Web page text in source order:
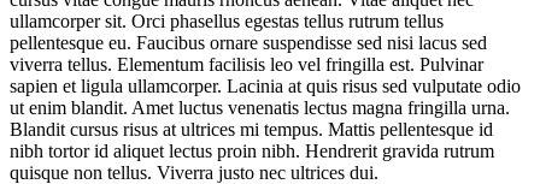
ullamcorper sit. Orci phasellus egestas tellus rutrum tellus
pellentesque eu. Faucibus ornare suspendisse sed nisi lacus sed
viverra tellus. Elementum facilisis leo vel fringilla est. Pulvinar
sapien et ligula ullamcorper. Lacinia at quis risus sed vulputate odio
ut enim blandit. Amet luctus venenatis lectus magna fringilla urna.
Blandit cursus risus at ultrices mi tempus. Mattis pellentesque id
nibh tortor id aliquet lectus proin nibh. Hendrerit gravida rutrum
quisque non tellus. Viverra justo nec ultrices dui.